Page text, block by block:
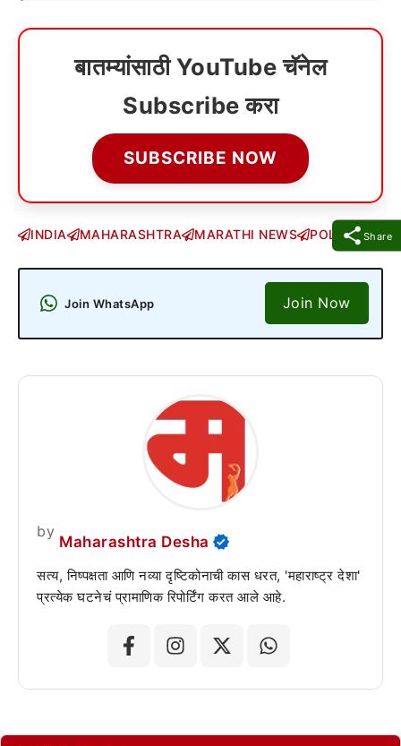
Share
बातम्यांसाठी YouTube चॅनेल
Subscribe करा
SUBSCRIBE NOW
INDIA MAHARASHTRA MARATHI NEWS POLITICS
Join WhatsApp Join Now
by
Maharashtra Desha
सत्य, निष्पक्षता आणि नव्या दृष्टिकोनाची कास धरत, 'महाराष्ट्र देशा'
प्रत्येक घटनेचं प्रामाणिक रिपोर्टिंग करत आले आहे.